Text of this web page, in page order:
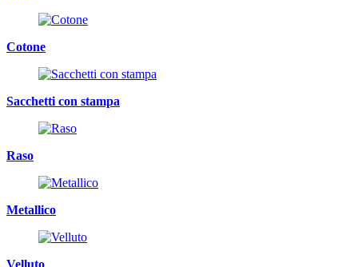
Cotone
Sacchetti con stampa
Raso
Metallico
Velluto